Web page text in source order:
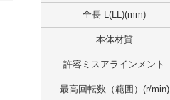
全長 L(LL)(mm)
本体材質
許容ミスアラインメント
最高回転数（範囲）(r/min)